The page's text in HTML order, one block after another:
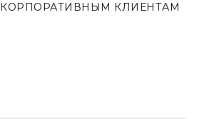
КОРПОРАТИВНЫМ КЛИЕНТАМ